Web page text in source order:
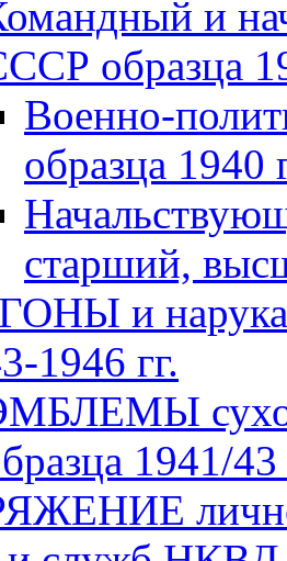
и
образца
Военно-
образца 1940
старший,
и
1946 гг.
1941/43